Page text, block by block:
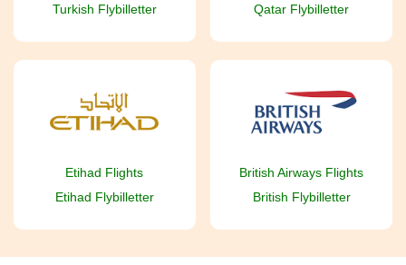
Turkish Flybilletter
Qatar Flybilletter
Etihad Flights
Etihad Flybilletter
British Airways Flights
British Flybilletter